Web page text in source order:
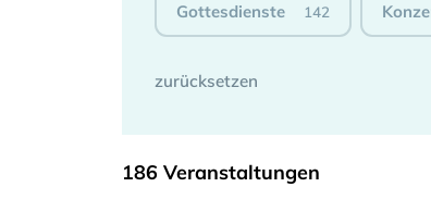
Gottesdienste 142
186 Veranstaltungen